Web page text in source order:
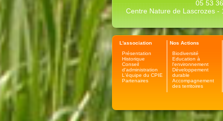
05 53
Centre Nature de Lascrozes -
L'association
Présentation
Historique
Conseil
d'administration
L'équipe du CPIE
Partenaires
Nos Actions
Biodiversité
Education à
l'environnement
Développement
durable
Accompagnement
des territoires